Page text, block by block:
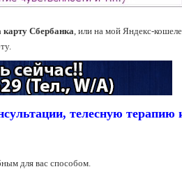
карту Сбербанка , или на мой Яндекс-
телесную терапию
для вас способом.